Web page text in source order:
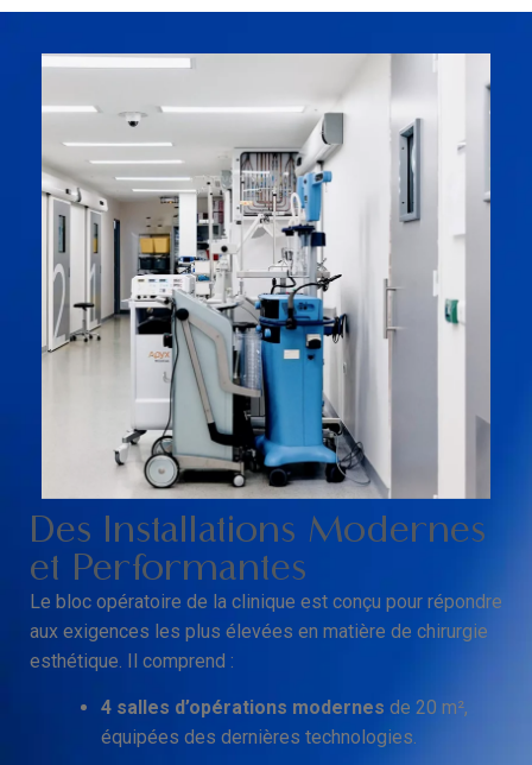
Des Installations Modernes
et Performantes
Le bloc opératoire de la clinique est conçu pour répondre
aux exigences les plus élevées en matière de chirurgie
esthétique. Il comprend :
4 salles d’opérations modernes de 20 m²,
équipées des dernières technologies.